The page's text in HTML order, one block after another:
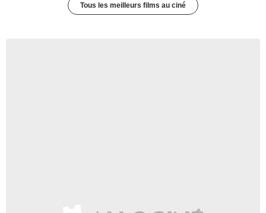
Tous les meilleurs films au ciné